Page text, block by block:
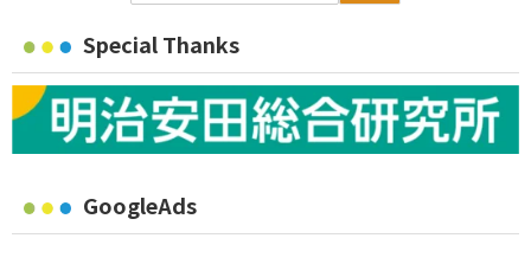
Special Thanks
GoogleAds